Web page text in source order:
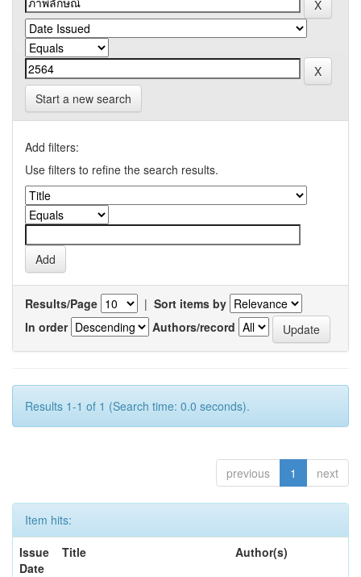
Start a new search
Add filters:
Use filters to refine the search results.
Results/Page | Sort items by
In order
Authors/record
Results 1-1 of 1 (Search time: 0.0 seconds).
previous 1 next
Item hits:
Issue
Date
Title Author(s)